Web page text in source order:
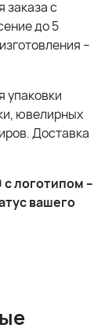
заказа с
до 5
–
упаковки
ювелирных
Доставка
логотипом –
вашего